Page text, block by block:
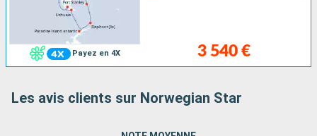
Payez en 4X 3 540 €
Les avis clients sur Norwegian Star